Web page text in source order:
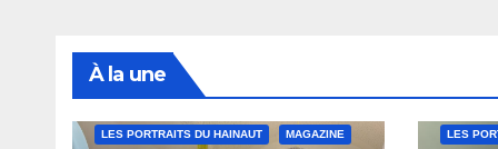
À la une
LES PORTRAITS DU HAINAUT MAGAZINE LES